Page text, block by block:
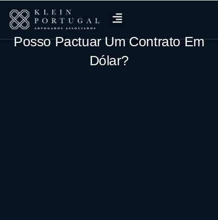
Posso Pactuar Um Contrato Em
Dólar?